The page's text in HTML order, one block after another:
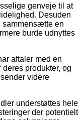
genveje til at
Desuden
sammensætte en
burde udnyttes
aftaler med en
produkter, og
videre
understøttes hele
der potentielt